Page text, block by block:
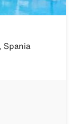
Spania